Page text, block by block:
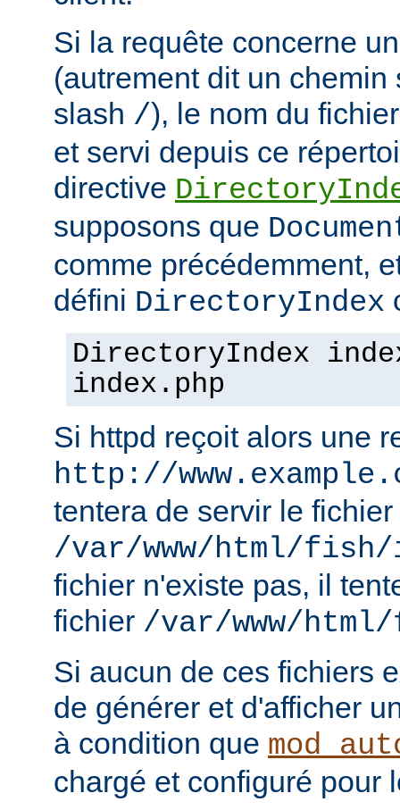
Si la requête concerne
(autrement dit un
slash /), le nom du
et servi depuis ce
directive
supposons que
comme précédemment,
défini DirectoryIndex
DirectoryIndex
index.php
Si httpd reçoit alors une
http://
tentera de servir le fichier
/var/www/html/
fichier n'existe pas, il
fichier /var/www/
Si aucun de ces fichiers
de générer et d'afficher
à condition que
chargé et configuré pour